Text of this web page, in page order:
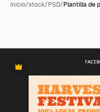
Inicio/stock/PSD/Plantilla de
Premium